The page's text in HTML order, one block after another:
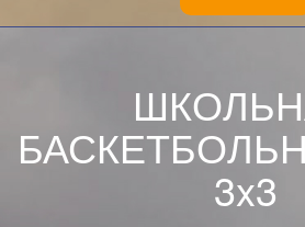
3x3